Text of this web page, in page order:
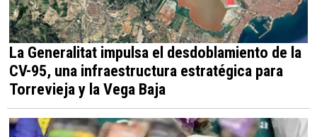
La Generalitat impulsa el desdoblamiento de la
CV-95, una infraestructura estratégica para
Torrevieja y la Vega Baja